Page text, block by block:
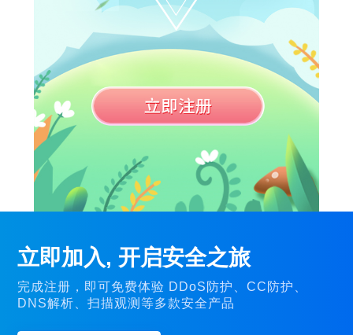
立即加入, 开启安全之旅
完成注册，即可免费体验 DDoS防护、CC防护、
DNS解析、扫描观测等多款安全产品